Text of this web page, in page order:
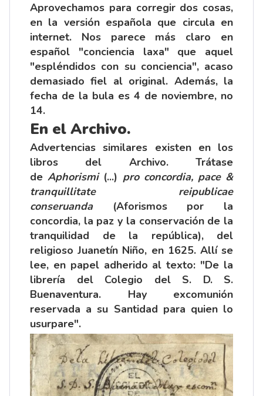
Aprovechamos para corregir dos cosas,
en la versión española que circula en
internet. Nos parece más claro en
español "conciencia laxa" que aquel
"espléndidos con su conciencia", acaso
demasiado fiel al original. Además, la
fecha de la bula es 4 de noviembre, no
14.
En el Archivo.
Advertencias similares existen en los
libros del Archivo. Trátase
deAphorismi (...) pro concordia, pace &
tranquillitate reipublicae
conseruanda(Aforismos por la
concordia, la paz y la conservación de la
tranquilidad de la república), del
religioso Juanetín Niño, en 1625. Allí se
lee, en papel adherido al texto: "De la
librería del Colegio del S. D. S.
Buenaventura. Hay excomunión
reservada a su Santidad para quien lo
usurpare".